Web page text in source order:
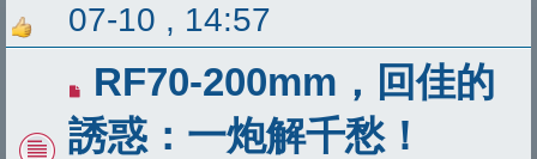
07-10 , 14:57
RF70-200mm，回佳的
誘惑：一炮解千愁！